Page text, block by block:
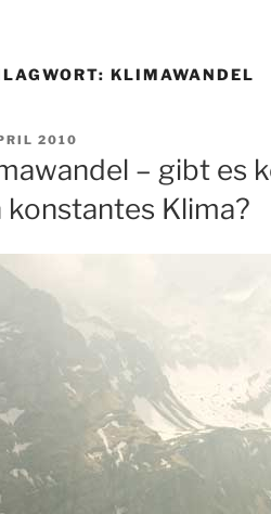
KLIMAWANDEL
2010
– gibt es
konstantes Klima?